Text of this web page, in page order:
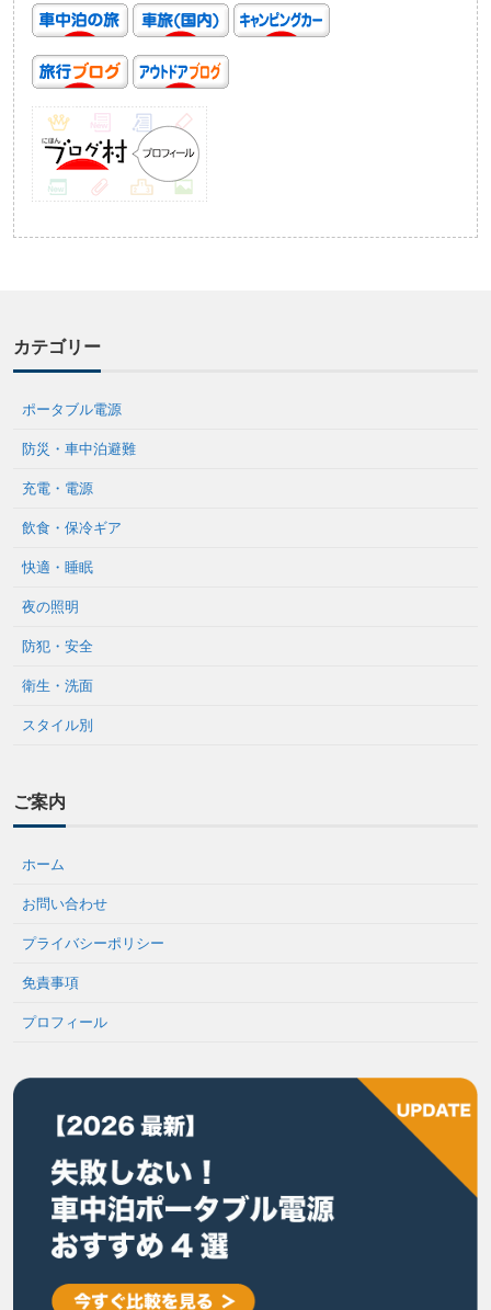
カテゴリー
ポータブル電源
防災・車中泊避難
充電・電源
飲食・保冷ギア
快適・睡眠
夜の照明
防犯・安全
衛生・洗面
スタイル別
ご案内
ホーム
お問い合わせ
プライバシーポリシー
免責事項
プロフィール